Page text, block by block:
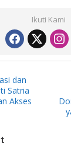
Ikuti Kami
dan
Satria
Akses